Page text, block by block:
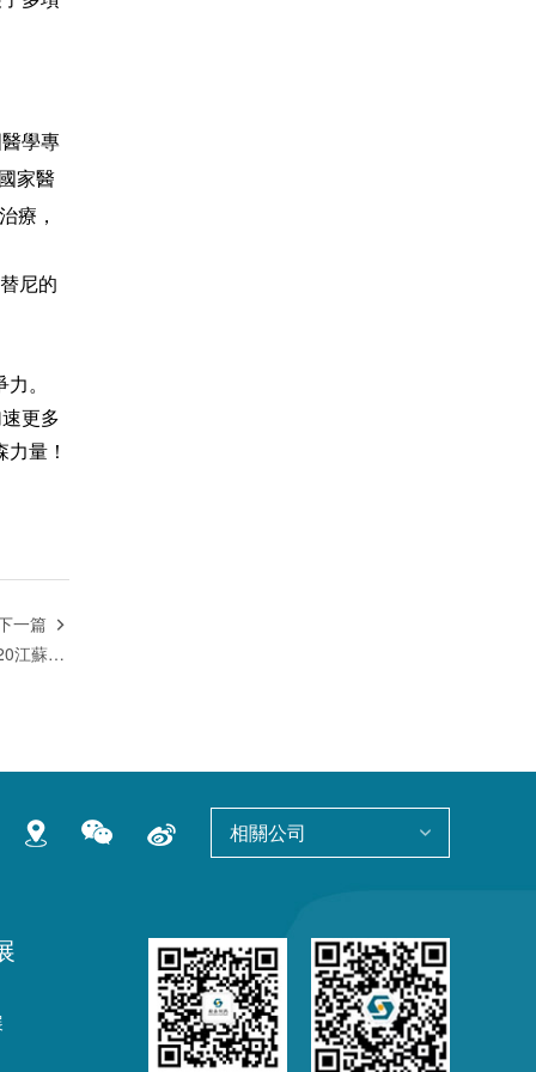
學專
家醫
療，
尼的
。
更多
量！
一篇 
連續兩年上榜！豪森葯業入選“2020江蘇省百強創新型企業”前20強
相關公司